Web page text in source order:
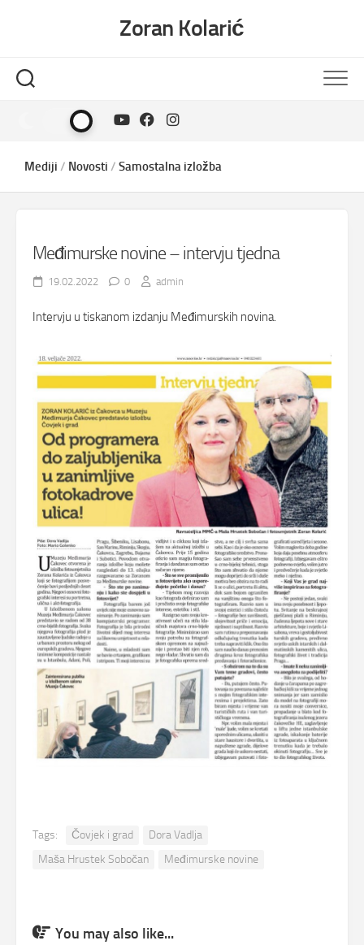
Zoran Kolarić
Mediji / Novosti / Samostalna izložba
Međimurske novine – intervju tjedna
19.02.2022 0 admin
Intervju u tiskanom izdanju Međimurskih novina.
Tags: Čovjek i grad
Dora Vadlja
Maša Hrustek Sobočan
Međimurske novine
You may also like...